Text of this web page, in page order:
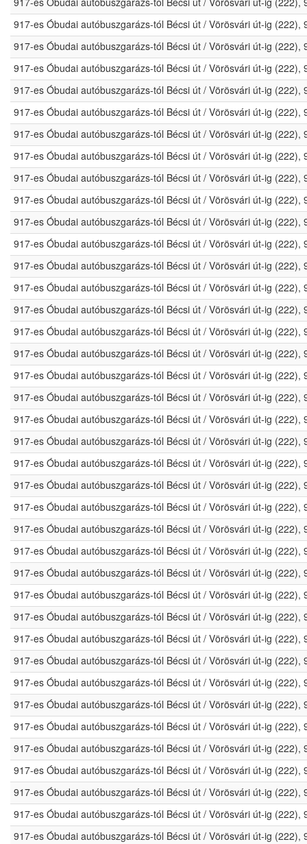
917-es Óbudai autóbuszgarázs-tól Bécsi út / Vörösvári út-ig
917-es Óbudai autóbuszgarázs-tól Bécsi út / Vörösvári út-ig
917-es Óbudai autóbuszgarázs-tól Bécsi út / Vörösvári út-ig
917-es Óbudai autóbuszgarázs-tól Bécsi út / Vörösvári út-ig
917-es Óbudai autóbuszgarázs-tól Bécsi út / Vörösvári út-ig
917-es Óbudai autóbuszgarázs-tól Bécsi út / Vörösvári út-ig
917-es Óbudai autóbuszgarázs-tól Bécsi út / Vörösvári út-ig
917-es Óbudai autóbuszgarázs-tól Bécsi út / Vörösvári út-ig
917-es Óbudai autóbuszgarázs-tól Bécsi út / Vörösvári út-ig
917-es Óbudai autóbuszgarázs-tól Bécsi út / Vörösvári út-ig
917-es Óbudai autóbuszgarázs-tól Bécsi út / Vörösvári út-ig
917-es Óbudai autóbuszgarázs-tól Bécsi út / Vörösvári út-ig
917-es Óbudai autóbuszgarázs-tól Bécsi út / Vörösvári út-ig
917-es Óbudai autóbuszgarázs-tól Bécsi út / Vörösvári út-ig
917-es Óbudai autóbuszgarázs-tól Bécsi út / Vörösvári út-ig
917-es Óbudai autóbuszgarázs-tól Bécsi út / Vörösvári út-ig
917-es Óbudai autóbuszgarázs-tól Bécsi út / Vörösvári út-ig
917-es Óbudai autóbuszgarázs-tól Bécsi út / Vörösvári út-ig
917-es Óbudai autóbuszgarázs-tól Bécsi út / Vörösvári út-ig
917-es Óbudai autóbuszgarázs-tól Bécsi út / Vörösvári út-ig
917-es Óbudai autóbuszgarázs-tól Bécsi út / Vörösvári út-ig
917-es Óbudai autóbuszgarázs-tól Bécsi út / Vörösvári út-ig
917-es Óbudai autóbuszgarázs-tól Bécsi út / Vörösvári út-ig
917-es Óbudai autóbuszgarázs-tól Bécsi út / Vörösvári út-ig
917-es Óbudai autóbuszgarázs-tól Bécsi út / Vörösvári út-ig
917-es Óbudai autóbuszgarázs-tól Bécsi út / Vörösvári út-ig
917-es Óbudai autóbuszgarázs-tól Bécsi út / Vörösvári út-ig
917-es Óbudai autóbuszgarázs-tól Bécsi út / Vörösvári út-ig
917-es Óbudai autóbuszgarázs-tól Bécsi út / Vörösvári út-ig
917-es Óbudai autóbuszgarázs-tól Bécsi út / Vörösvári út-ig
917-es Óbudai autóbuszgarázs-tól Bécsi út / Vörösvári út-ig
917-es Óbudai autóbuszgarázs-tól Bécsi út / Vörösvári út-ig
917-es Óbudai autóbuszgarázs-tól Bécsi út / Vörösvári út-ig
917-es Óbudai autóbuszgarázs-tól Bécsi út / Vörösvári út-ig
917-es Óbudai autóbuszgarázs-tól Bécsi út / Vörösvári út-ig
917-es Óbudai autóbuszgarázs-tól Bécsi út / Vörösvári út-ig
917-es Óbudai autóbuszgarázs-tól Bécsi út / Vörösvári út-ig
917-es Óbudai autóbuszgarázs-tól Bécsi út / Vörösvári út-ig